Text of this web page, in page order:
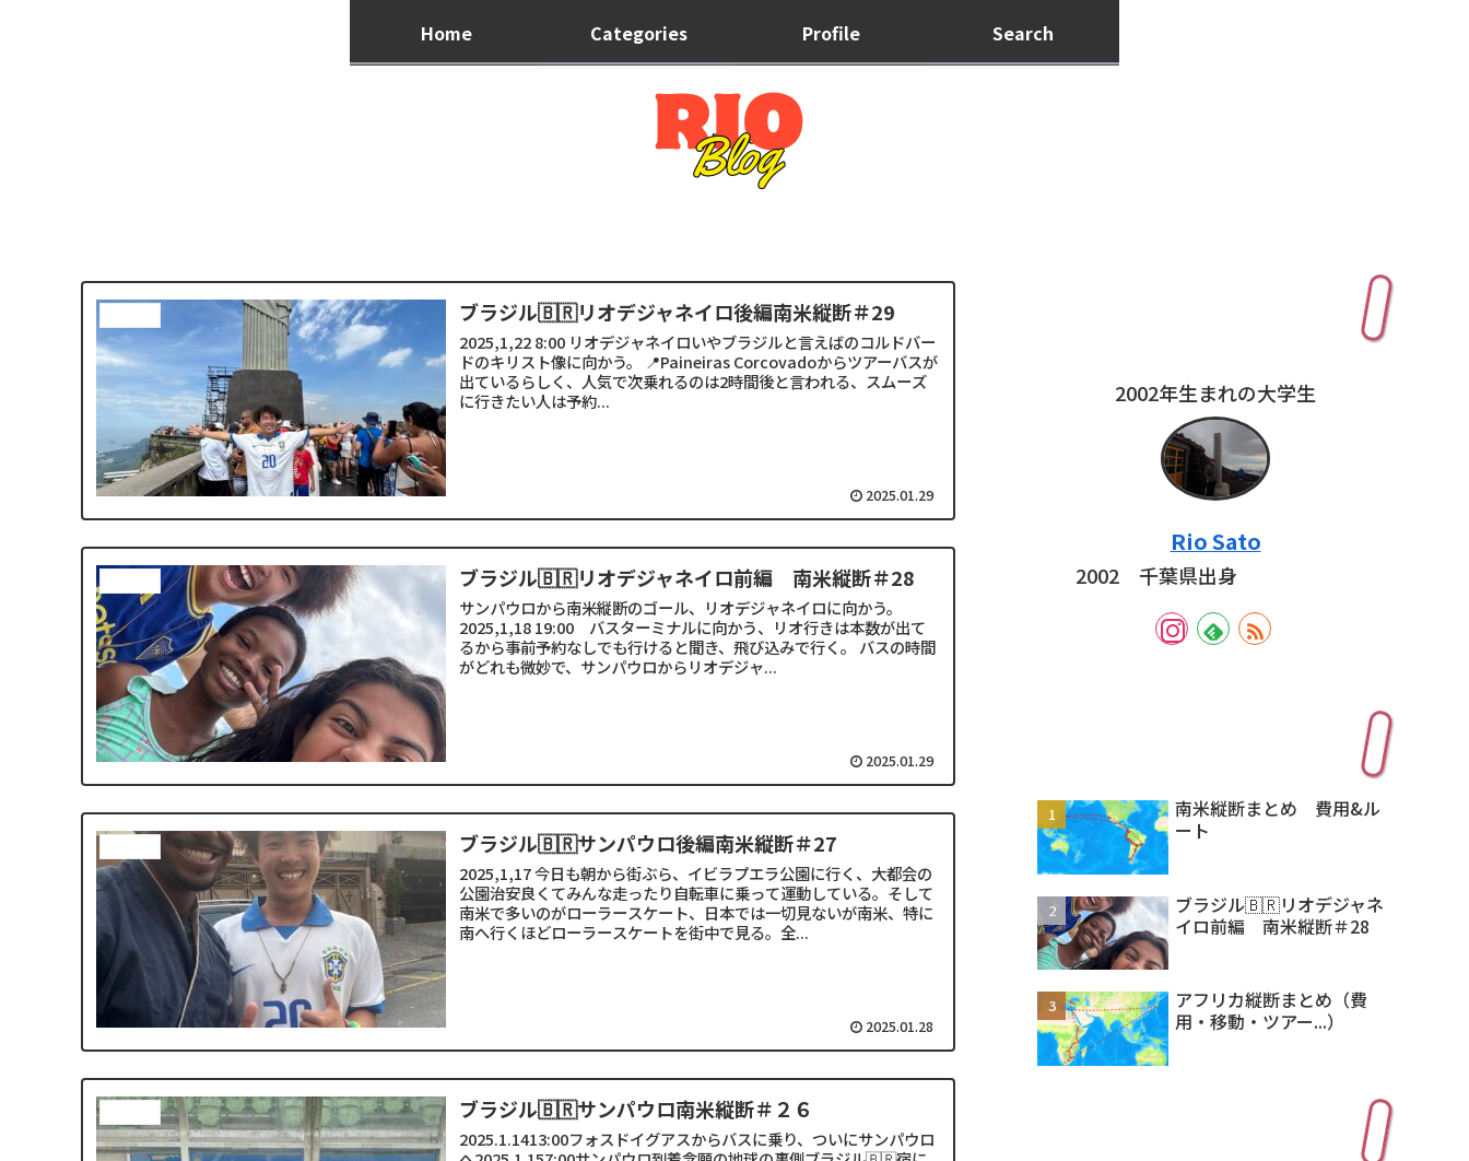
Home Categories Profile Search
ブラジル🇧🇷リオデジャネイロ後編南米縦断＃29
2025,1,22 8:00 リオデジャネイロいやブラジルと言えばのコルドバー
ドのキリスト像に向かう。 📍Paineiras Corcovadoからツアーバスが
出ているらしく、人気で次乗れるのは2時間後と言われる、スムーズ
に行きたい人は予約...
2025.01.29
ブラジル🇧🇷リオデジャネイロ前編 南米縦断＃28
サンパウロから南米縦断のゴール、リオデジャネイロに向かう。
2025,1,18 19:00 バスターミナルに向かう、リオ行きは本数が出て
るから事前予約なしでも行けると聞き、飛び込みで行く。 バスの時間
がどれも微妙で、サンパウロからリオデジャ...
2025.01.29
ブラジル🇧🇷サンパウロ後編南米縦断＃27
2025,1,17 今日も朝から街ぶら、イビラプエラ公園に行く、大都会の
公園治安良くてみんな走ったり自転車に乗って運動している。そして
南米で多いのがローラースケート、日本では一切見ないが南米、特に
南へ行くほどローラースケートを街中で見る。全...
2025.01.28
ブラジル🇧🇷サンパウロ南米縦断＃２６
2025.1.1413:00フォスドイグアスからバスに乗り、ついにサンパウロ
2002年生まれの大学生
Rio Sato
2002 千葉県出身
南米縦断まとめ 費用&ル
ート
ブラジル🇧🇷リオデジャネ
イロ前編 南米縦断＃28
アフリカ縦断まとめ（費
用・移動・ツアー...）